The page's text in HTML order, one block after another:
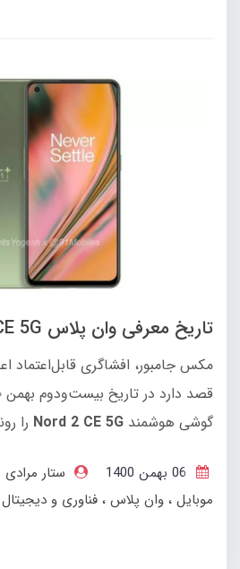
تاریخ معرفی وان پلاس Nord 2 CE 5G
مکس جامبور، افشاگری قابل‌اعتماد
گوشی هوشمند
Nord 2 CE 5G را
ستار مرادی
موبایل وان پلاس فناوری و دیجیتال